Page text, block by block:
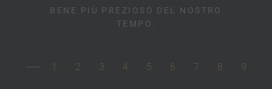
BENE PIÙ PREZIOSO DEL NOSTRO
TEMPO.
1 2 3 4 5 6 7 8 9